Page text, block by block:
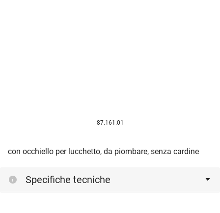
87.161.01
con occhiello per lucchetto, da piombare, senza cardine
Specifiche tecniche